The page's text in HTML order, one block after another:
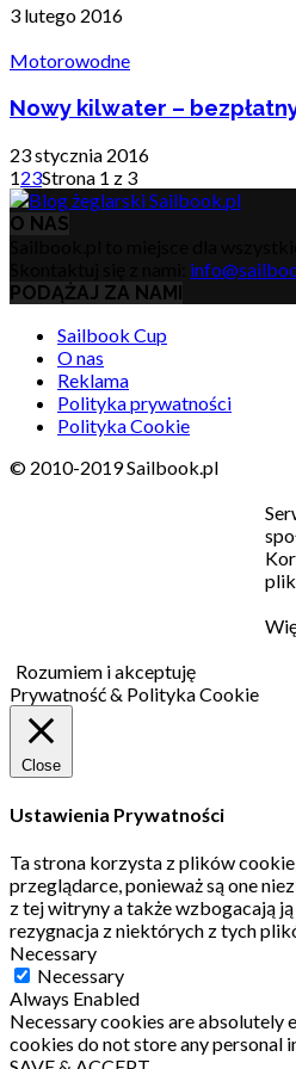
3 lutego 2016
Motorowodne
Nowy kilwater –
23 stycznia 2016
123Strona 1 z 3
O NAS
PODĄŻAJ ZA NAMI
Sailbook Cup
O nas
Reklama
Polityka prywatności
Polityka Cookie
© 2010-2019 Sailbook.pl
Rozumiem i akceptuję
Prywatność & Polityka Cookie
Close
Ustawienia Prywatności
Ta strona korzysta z plików
przeglądarce, ponieważ są one
z tej witryny a także wzbogacają
rezygnacja z niektórych z tych
Necessary
Necessary
Always Enabled
Necessary cookies are absolutely
cookies do not store any personal